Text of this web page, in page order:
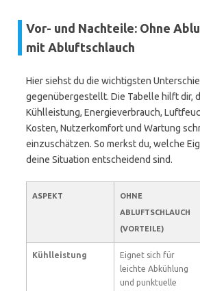
Vor- und Nachteile: Ohne
mit Abluftschlauch
Hier siehst du die wichtigsten
gegenübergestellt. Die Tabelle hilft dir,
Kühlleistung, Energieverbrauch,
Kosten, Nutzerkomfort und Wartung
einzuschätzen. So merkst du, welche
deine Situation entscheidend sind.
ASPEKT
OHNE
ABLUFTSCHLAUCH
(VORTEILE)
Kühlleistung
Eignet sich für
leichte Abkühlung
und punktuelle